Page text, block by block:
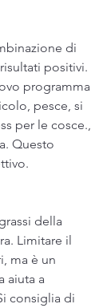
positivi.
programma
pesce, si
per le cosce.,
Questo
della
Limitare il
ma è un
aiuta a
consiglia di